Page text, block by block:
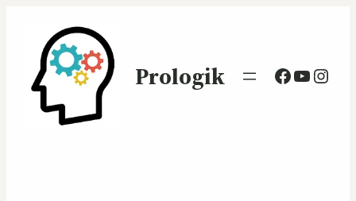
Prologik Facebook